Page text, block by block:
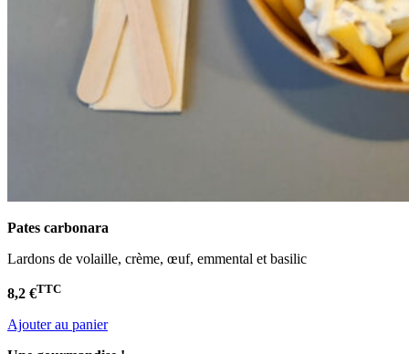
Pates carbonara
Lardons de volaille, crème, œuf, emmental et basilic
8,2 €TTC
Ajouter au panier